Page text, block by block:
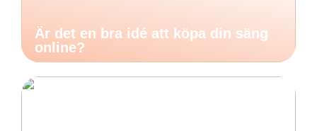
Är det en bra idé att köpa din säng
online?